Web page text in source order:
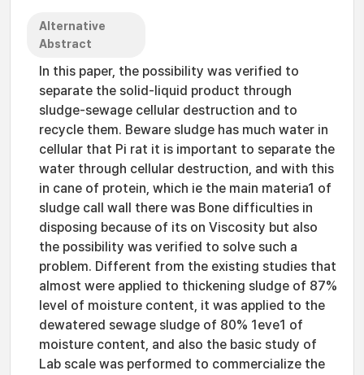
Alternative
Abstract
In this paper, the possibility was verified to
separate the solid-liquid product through
sludge-sewage cellular destruction and to
recycle them. Beware sludge has much water in
cellular that Pi rat it is important to separate the
water through cellular destruction, and with this
in cane of protein, which ie the main materia1 of
sludge call wall there was Bone difficulties in
disposing because of its on Viscosity but also
the possibility was verified to solve such a
problem. Different from the existing studies that
almost were applied to thickening sludge of 87%
level of moisture content, it was applied to the
dewatered sewage sludge of 80% 1eve1 of
moisture content, and also the basic study of
Lab scale was performed to commercialize the